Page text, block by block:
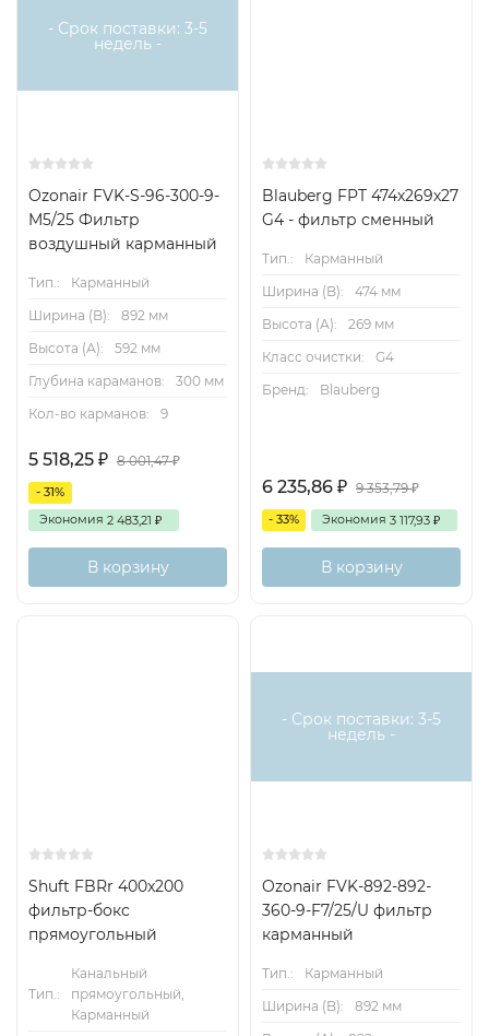
- Срок поставки: 3-5
недель -
Ozonair FVK-S-96-300-9-
M5/25 Фильтр
воздушный карманный
Тип.:
Карманный
Ширина (B):
892 мм
Высота (А):
592 мм
Глубина караманов:
300 мм
Кол-во карманов:
9
5 518,25 ₽ 8 001,47₽
- 31%
Экономия 2 483,21 ₽
В корзину
Blauberg FPT 474х269х27
G4 - фильтр сменный
Тип.:
Карманный
Ширина (B):
474 мм
Высота (А):
269 мм
Класс очистки:
G4
Бренд:
Blauberg
6 235,86 ₽ 9 353,79₽
- 33% Экономия 3 117,93 ₽
В корзину
Shuft FBRr 400x200
фильтр-бокс
прямоугольный
Тип.:
Канальный
прямоугольный,
Карманный
- Срок поставки: 3-5
недель -
Ozonair FVK-892-892-
360-9-F7/25/U фильтр
карманный
Тип.:
Карманный
Ширина (B):
892 мм